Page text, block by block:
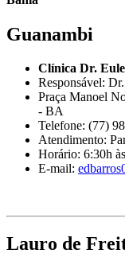
Guanambi
Clínica Dr.
Responsável:
Praça Manoel
- BA
Telefone: (77)
Atendimento:
Horário: 6:30h
E-mail:
Lauro de